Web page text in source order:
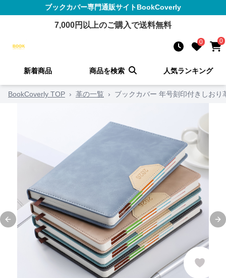
ブックカバー専門通販サイトBookCoverly
7,000円以上のご購入で送料無料
0 0
新着商品 商品を検索 人気ランキング
BookCoverly TOP › 革の一覧 › ブックカバー 年号刻印付きしおり
Previous slide